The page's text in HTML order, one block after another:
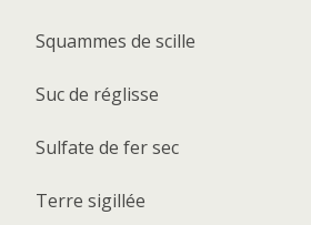
Squammes de scille
Suc de réglisse
Sulfate de fer sec
Terre sigillée